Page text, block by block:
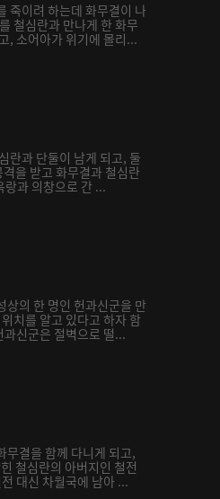
죽이려 하는데 화무결이 나
철심란과 만나게 한 화무
, 소어아가 위기에 몰리...
란과 단둘이 남게 되고, 둘
을 받고 화무결과 철심란
랑과 의창으로 간 ...
상의 한 명인 헌과신군을 만
치를 알고 있다고 하자 함
신군은 절벽으로 떨...
무결을 함께 다니게 되고,
철심란의 아버지인 철전
대신 차월국에 남아 ...